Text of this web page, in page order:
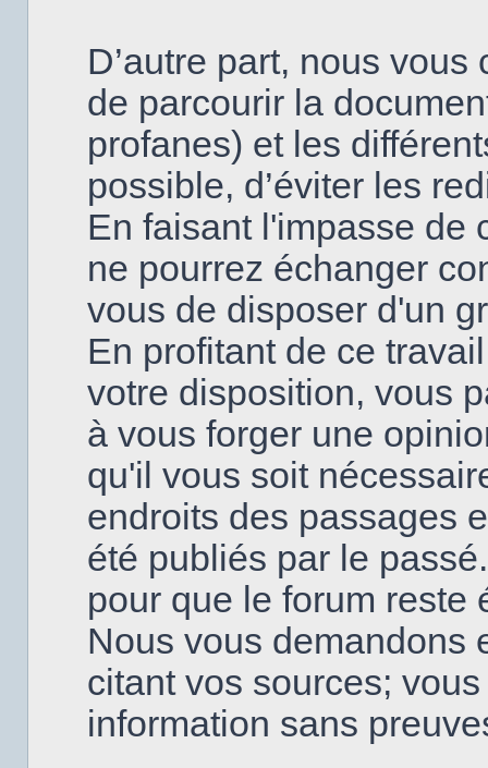
D’autre part, nous
de parcourir la
profanes) et les
possible, d’éviter les
En faisant l'impasse de
ne pourrez échanger
vous de disposer d'un
En profitant de ce
votre disposition, vous
à vous forger une
qu'il vous soit
endroits des passages
été publiés par le
pour que le forum reste
Nous vous demandons
citant vos sources;
information sans